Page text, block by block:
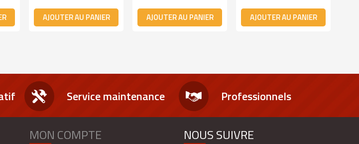
AJOUTER AU PANIER AJOUTER AU PANIER AJOUTER AU PANIER
Service maintenance Professionnels
MON COMPTE NOUS SUIVRE